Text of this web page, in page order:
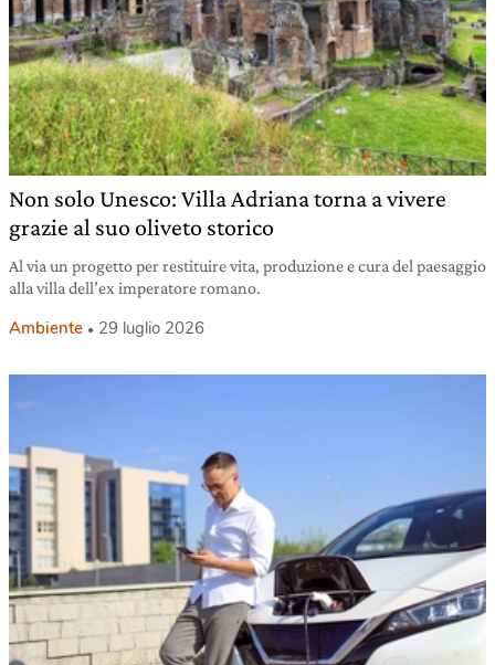
Non solo Unesco: Villa Adriana torna a vivere
grazie al suo oliveto storico
Al via un progetto per restituire vita, produzione e cura del paesaggio
alla villa dell’ex imperatore romano.
Ambiente 29 luglio 2026